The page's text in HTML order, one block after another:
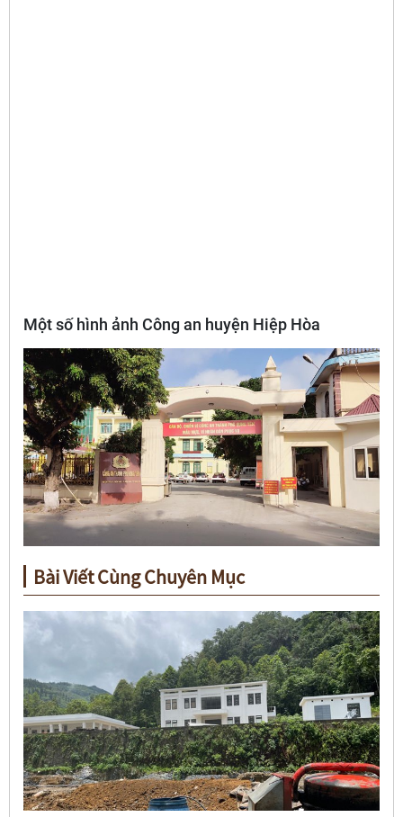
Một số hình ảnh Công an huyện Hiệp Hòa
Bài Viết Cùng Chuyên Mục